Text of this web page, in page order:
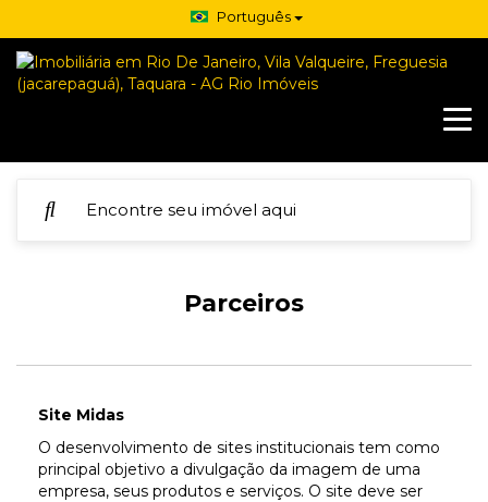
Português
Parceiros
Site Midas
O desenvolvimento de sites institucionais tem como
principal objetivo a divulgação da imagem de uma
empresa, seus produtos e serviços. O site deve ser